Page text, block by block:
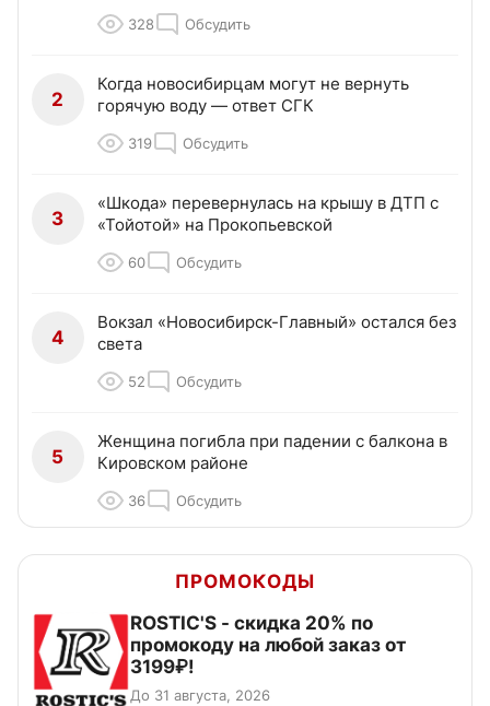
328 Обсудить
2
Когда новосибирцам могут не вернуть
горячую воду — ответ СГК
319 Обсудить
3
«Шкода» перевернулась на крышу в ДТП с
«Тойотой» на Прокопьевской
60 Обсудить
4
Вокзал «Новосибирск-Главный» остался без
света
52 Обсудить
5
Женщина погибла при падении с балкона в
Кировском районе
36 Обсудить
ПРОМОКОДЫ
ROSTIC'S - скидка 20% по
промокоду на любой заказ от
3199₽!
До 31 августа, 2026